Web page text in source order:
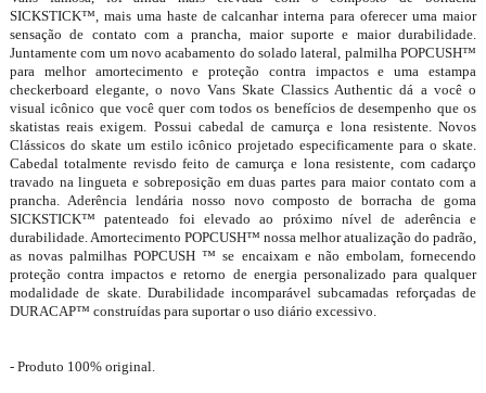
SICKSTICK™, mais uma haste de calcanhar interna para oferecer uma maior
sensação de contato com a prancha, maior suporte e maior durabilidade.
Juntamente com um novo acabamento do solado lateral, palmilha POPCUSH™
para melhor amortecimento e proteção contra impactos e uma estampa
checkerboard elegante, o novo Vans Skate Classics Authentic dá a você o
visual icônico que você quer com todos os benefícios de desempenho que os
skatistas reais exigem. Possui cabedal de camurça e lona resistente. Novos
Clássicos do skate um estilo icônico projetado especificamente para o skate.
Cabedal totalmente revisdo feito de camurça e lona resistente, com cadarço
travado na lingueta e sobreposição em duas partes para maior contato com a
prancha. Aderência lendária nosso novo composto de borracha de goma
SICKSTICK™ patenteado foi elevado ao próximo nível de aderência e
durabilidade. Amortecimento POPCUSH™ nossa melhor atualização do padrão,
as novas palmilhas POPCUSH ™ se encaixam e não embolam, fornecendo
proteção contra impactos e retorno de energia personalizado para qualquer
modalidade de skate. Durabilidade incomparável subcamadas reforçadas de
DURACAP™ construídas para suportar o uso diário excessivo.
- Produto 100% original.